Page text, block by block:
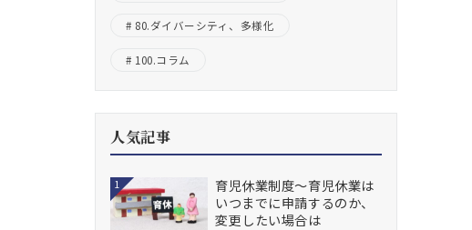
80.ダイバーシティ、多様化
100.コラム
人気記事
1
育児休業制度～育児休業は
いつまでに申請するのか、
変更したい場合は